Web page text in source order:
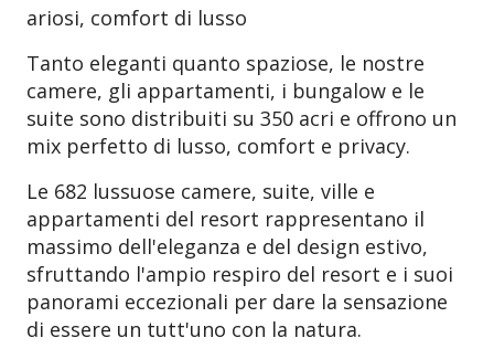
ariosi, comfort di lusso
Tanto eleganti quanto spaziose, le nostre
camere, gli appartamenti, i bungalow e le
suite sono distribuiti su 350 acri e offrono un
mix perfetto di lusso, comfort e privacy.
Le 682 lussuose camere, suite, ville e
appartamenti del resort rappresentano il
massimo dell'eleganza e del design estivo,
sfruttando l'ampio respiro del resort e i suoi
panorami eccezionali per dare la sensazione
di essere un tutt'uno con la natura.